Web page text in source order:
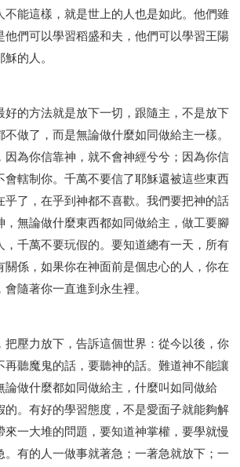
信徒
102課程 - 醫治釋放中階
中階
201課程 - 從信徒到門徒
課程
研習會01 - 醫治釋放
經
研習會01 - 得著命定成為祝福
的啟示
研習會01 - 教會的牧養
研習會02 - 如何查聖經
成為祝福
的啟示
研習會02 - 教會的牧養
特會
研習會03 - 成為門徒特會
不能這樣，就是世上的人也是如此。他們雖
他們可以學習稻盛和夫，他們可以學習王陽
的人。
好的方法就是放下一切，跟隨主，不是放下
做了，而是無論做什麼如同做給主一樣。
因為你信靠神，就不會神經兮兮；因為你信
會轄制你。千萬不要信了耶穌還被這些東西
乎了，在乎到神都不喜歡。我們要把神的話
，無論做什麼東西都如同做給主，做工要腳
，千萬不要玩假的。要知道總有一天，所有
關係，如果你在神面前是個忠心的人，你在
隨著你一直進到永生裡。
把壓力放下，告訴這個世界：從今以後，你
再聽魔鬼的話，要聽神的話。難道神不能讓
論做什麼都如同做給主，什麼叫如同做給
的。有好的學習態度，不是愛面子就能夠解
來一大堆的問題，要知道神掌權，要學就慢
。有的人一做事就著急；一著急就放下；一